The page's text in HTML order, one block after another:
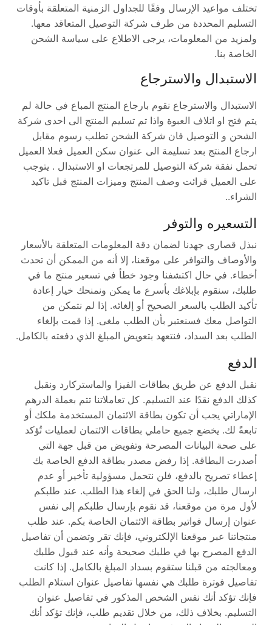
تختلف مواعيد الإرسال وفقًا للجداول الزمنية المتعلقة بأوقات
التسليم المحددة من طرف شركة التوصيل المتعاقد معها.
ولمزيد من المعلومات، يرجى الاطلاع على سياسة الشحن
الخاصة بنا.
الاستبدال والاسترجاع
الاستبدال والاسترجاع نقوم بارجاع المنتج المباع في حالة لم
يتم فتح او اتلاف العبوة واذا تم تسليم المنتج الى احدى شركة
الشحن و التوصيل فان شركة الشحن تطلب رسوم مقابل
ارجاع المنتج بعد تسليمة الى عنوان سكن العميل فعلا العميل
تحمل نفقة شركة التوصيل للمرتجعات او الاستبدال . يتوجب
على العميل قرائت وصف المنتج وميزات المنتج قبل تاكيد
الشراء..
التسعيره والتوفر
نبذل قصارى جهدنا لضمان دقة المعلومات المتعلقة بالأسعار
والأوصاف والتوافر على موقعنا، إلا أنه من الممكن أن تحدث
أخطاء. في حال اكتشفنا وجود خطأ في تسعير منتج ما في
طلبك، سنقوم بإبلاغك بأسرع ما يمكن ونمنحك خيار إعادة
تأكيد الطلب بالسعر الصحيح أو إلغائه. إذا لم نتمكن من
التواصل معك فسنعتبر بأن الطلب ملغى. إذا قمت بإلغاء
الطلب بعد السداد، فنتعهد بتعويض المبلغ الذي دفعته بالكامل.
الدفع
نقبل الدفع عن طريق بطاقات الفيزا والماستركارد ونقبل
كذلك الدفع نقدًا عند التسليم. كل تعاملاتنا تتم بعملة الدرهم
الإماراتي يجب أن تكون بطاقة الائتمان المستخدمة ملكك أو
تابعةً لك. يخضع جميع حاملي بطاقات الائتمان لعمليات تُؤكد
على صحة البيانات المصرحة وتفويض من قبل جهة التي
أصدرت البطاقة. إذا رفض مصدر بطاقة الدفع الخاصة بك
إعطاء تصريح بالدفع، فلن نتحمل مسؤولية تأخير أو عدم
ارسال طلبك، ولنا الحق في إلغاء هذا الطلب. عند طلبكم
لأول مرة من موقعنا، قد نقوم بإرسال طلبكم إلى نفس
عنوان إرسال فواتير بطاقة الائتمان الخاصة بكم. عند طلب
منتجاتنا عبر موقعنا الإلكتروني، فإنك تقر وتضمن أن تفاصيل
الدفع المصرح بها في طلبك صحيحة وأنه عند قبول طلبك
ومعالجته من قبلنا ستقوم بسداد المبلغ بالكامل. إذا كانت
تفاصيل فوترة طلبك هي نفسها تفاصيل عنوان استلام الطلب
فإنك تؤكد أنك نفس الشخص المذكور في تفاصيل عنوان
التسليم. بخلاف ذلك، من خلال تقديم طلب، فإنك تؤكد أنك